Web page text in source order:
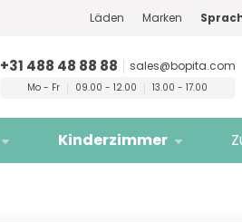
Qualitätsmarken
Läden Marken
+31 488 48 88 88 sales@bopita.com
Mo - Fr 09.00 - 12.00 13.00 - 17.00
Kinderzimmer